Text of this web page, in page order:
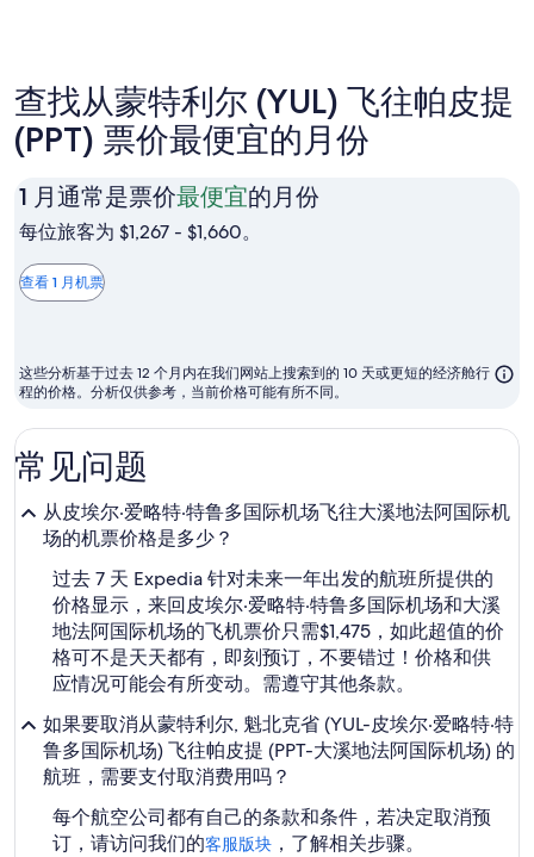
查找从蒙特利尔 (YUL) 飞往帕皮提
(PPT) 票价最便宜的月份
1 月通常是票价最便宜的月份1
价
最
便
月
每位旅客为 $1,267 - $1,660。
查看 1 月机票
这些分析基于过去 12 个月内在我们网站上搜索到的 10 天或更短的经济舱行
程的价格。分析仅供参考，当前价格可能有所不同。
常见问题
从皮埃尔·爱略特·特鲁多国际机场飞往大溪地法阿国际机
场的机票价格是多少？
过去 7 天 Expedia 针对未来一年出发的航班所提供的
价格显示，来回皮埃尔·爱略特·特鲁多国际机场和大溪
地法阿国际机场的飞机票价只需$1,475，如此超值的价
格可不是天天都有，即刻预订，不要错过！价格和供
应情况可能会有所变动。需遵守其他条款。
如果要取消从蒙特利尔, 魁北克省 (YUL-皮埃尔·爱略特·特
鲁多国际机场) 飞往帕皮提 (PPT-大溪地法阿国际机场) 的
航班，需要支付取消费用吗？
每个航空公司都有自己的条款和条件，若决定取消预
订，请访问我们的客服版块 ，了解相关步骤。